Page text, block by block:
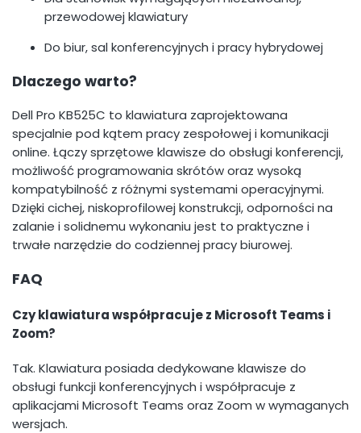
przewodowej klawiatury
Do biur, sal konferencyjnych i pracy hybrydowej
Dlaczego warto?
Dell Pro KB525C to klawiatura zaprojektowana
specjalnie pod kątem pracy zespołowej i komunikacji
online. Łączy sprzętowe klawisze do obsługi konferencji,
możliwość programowania skrótów oraz wysoką
kompatybilność z różnymi systemami operacyjnymi.
Dzięki cichej, niskoprofilowej konstrukcji, odporności na
zalanie i solidnemu wykonaniu jest to praktyczne i
trwałe narzędzie do codziennej pracy biurowej.
FAQ
Czy klawiatura współpracuje z Microsoft Teams i
Zoom?
Tak. Klawiatura posiada dedykowane klawisze do
obsługi funkcji konferencyjnych i współpracuje z
aplikacjami Microsoft Teams oraz Zoom w wymaganych
wersjach.